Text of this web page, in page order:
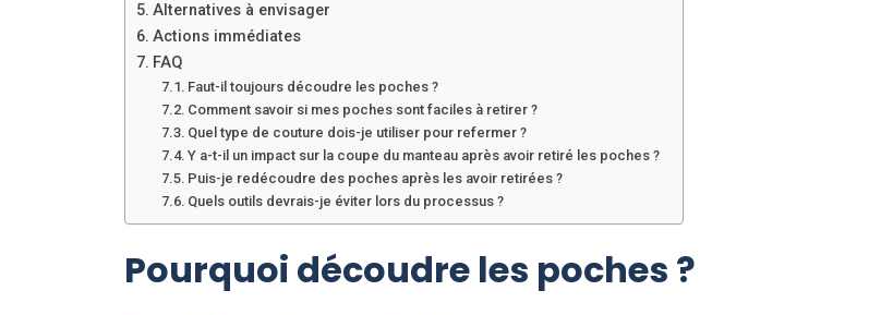
Alternatives à envisager
Actions immédiates
FAQ
Faut-il toujours découdre les poches ?
Comment savoir si mes poches sont faciles à retirer ?
Quel type de couture dois-je utiliser pour refermer ?
Y a-t-il un impact sur la coupe du manteau après avoir retiré les poches ?
Puis-je redécoudre des poches après les avoir retirées ?
Quels outils devrais-je éviter lors du processus ?
Pourquoi découdre les poches ?